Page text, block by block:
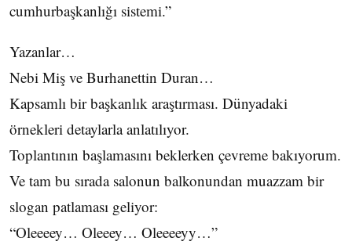
cumhurbaşkanlığı sistemi.”
Yazanlar…
Nebi Miş ve Burhanettin Duran…
Kapsamlı bir başkanlık araştırması. Dünyadaki
örnekleri detaylarla anlatılıyor.
Toplantının başlamasını beklerken çevreme bakıyorum.
Ve tam bu sırada salonun balkonundan muazzam bir
slogan patlaması geliyor:
“Oleeeey… Oleeey… Oleeeeyy…”